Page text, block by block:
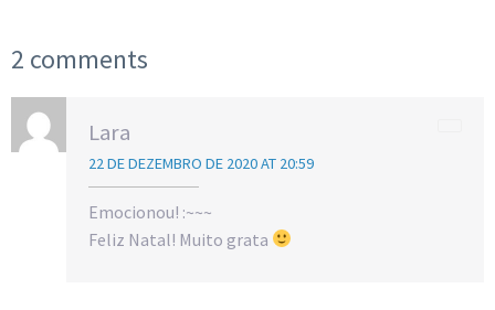
2 comments
Lara
22 DE DEZEMBRO DE 2020 AT 20:59
Emocionou! :~~~
Feliz Natal! Muito grata